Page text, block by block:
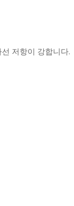
저항이 강합니다.